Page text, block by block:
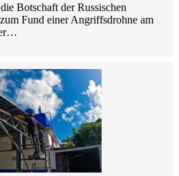
Botschaft der Russischen
Fund einer Angriffsdrohne am